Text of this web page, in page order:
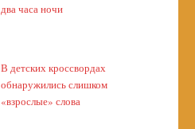
два часа ночи
В детских кроссвордах
обнаружились слишком
«взрослые» слова